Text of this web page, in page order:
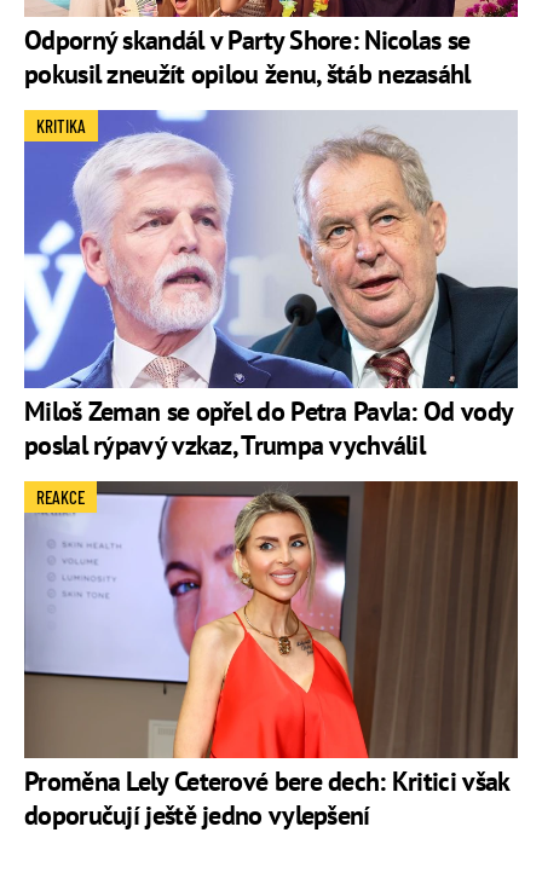
Odporný skandál v Party Shore: Nicolas se
pokusil zneužít opilou ženu, štáb nezasáhl
Miloš Zeman se opřel do Petra Pavla: Od vody
poslal rýpavý vzkaz, Trumpa vychválil
KRITIKA
Proměna Lely Ceterové bere dech: Kritici však
doporučují ještě jedno vylepšení
REAKCE